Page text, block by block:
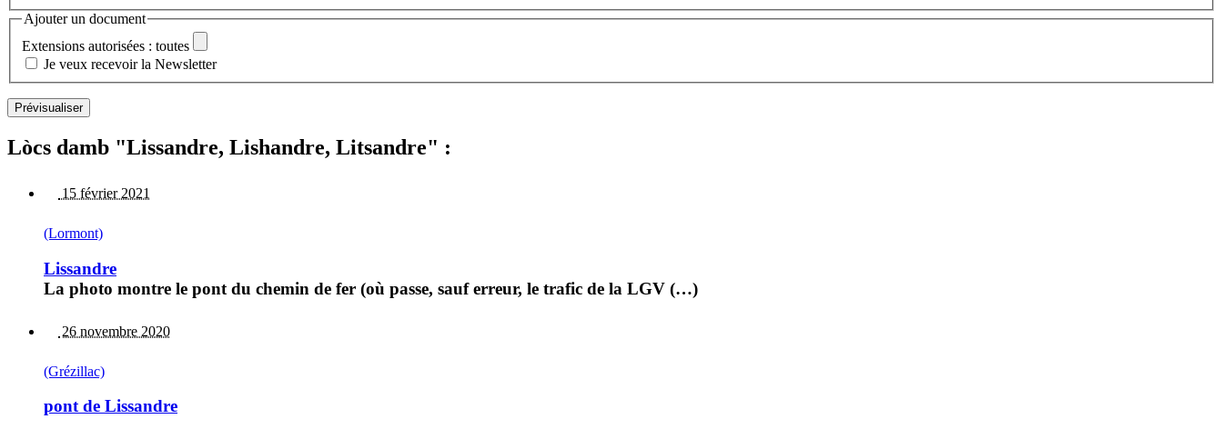
Ajouter un document
Extensions autorisées : toutes
Je veux recevoir la Newsletter
Lòcs damb "Lissandre, Lishandre, Litsandre" :
15 février 2021
(Lormont)
Lissandre
La photo montre le pont du chemin de fer (où passe, sauf erreur, le trafic de la LGV (…)
26 novembre 2020
(Grézillac)
pont de Lissandre